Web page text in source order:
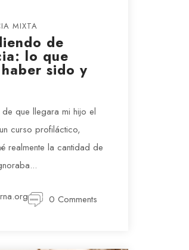
MIXTA
de
lo que
sido y
de que llegara mi hijo el
curso profiláctico,
realmente la cantidad de
0 Comments